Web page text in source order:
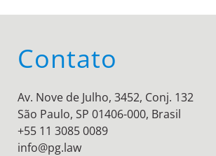
Contato
Av. Nove de Julho, 3452, Conj. 132
São Paulo, SP 01406-000, Brasil
+55 11 3085 0089
info@pg.law